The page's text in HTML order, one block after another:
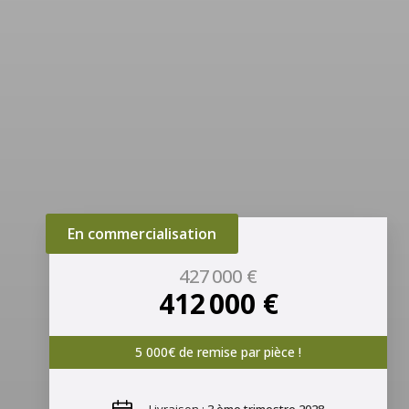
En commercialisation
427 000 €
412 000 €
5 000€ de remise par pièce !